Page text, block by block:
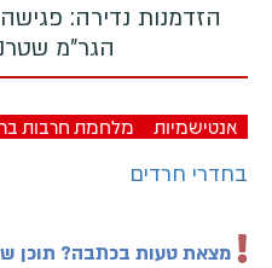
הזדמנות נדירה:
הגר"מ
אנטישמיות מלחמת חרבות
בחדרי חרדים
מצאת טעות בכתבה? תוכן